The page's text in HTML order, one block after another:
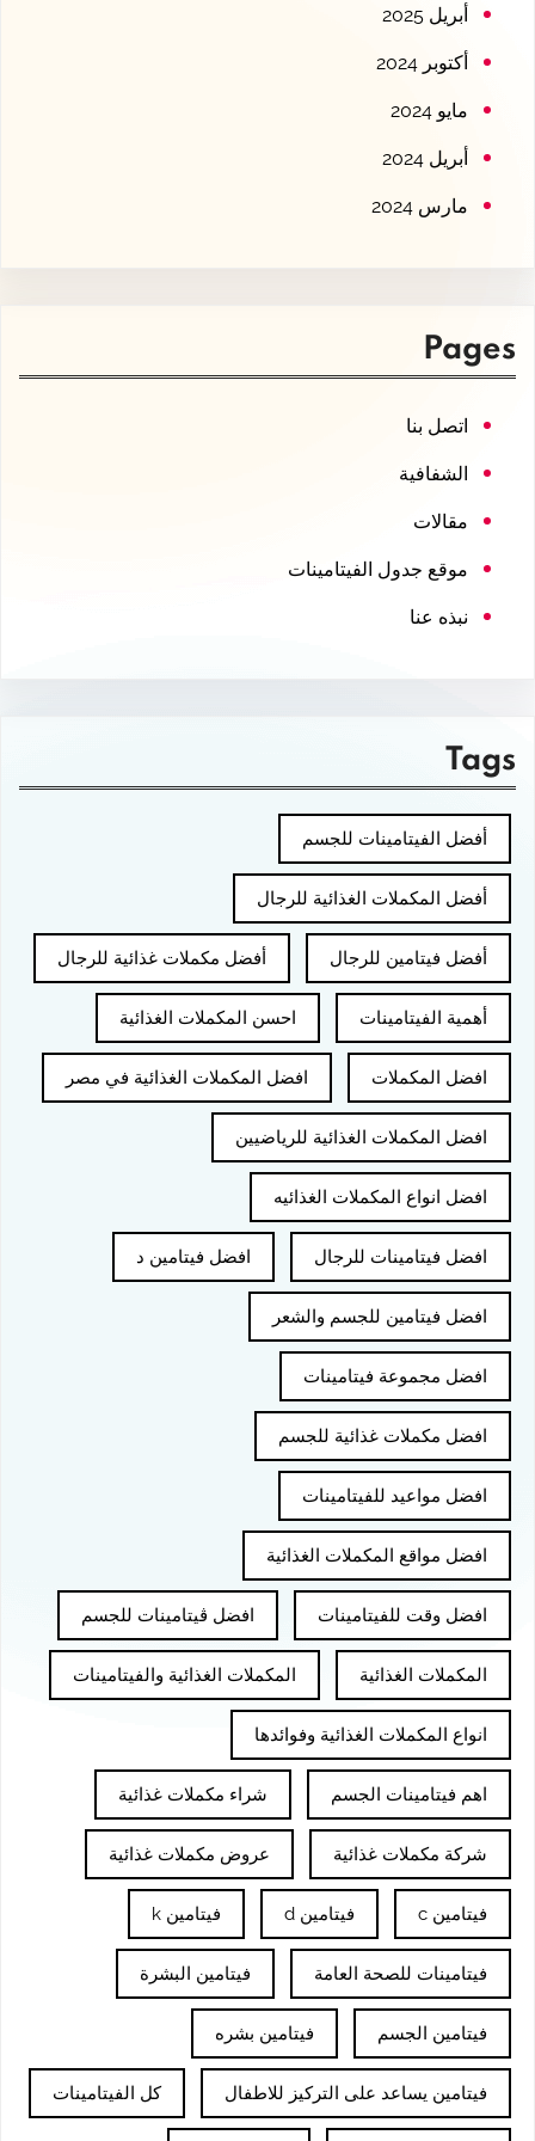
أبريل 2025
أكتوبر 2024
مايو 2024
أبريل 2024
مارس 2024
Pages
اتصل بنا
الشفافية
مقالات
موقع جدول الفيتامينات
نبذه عنا
Tags
أفضل الفيتامينات للجسم
أفضل المكملات الغذائية للرجال
أفضل فيتامين للرجال أفضل مكملات غذائية للرجال
أهمية الفيتامينات احسن المكملات الغذائية
افضل المكملات افضل المكملات الغذائية في مصر
افضل المكملات الغذائية للرياضيين
افضل انواع المكملات الغذائيه
افضل فيتامينات للرجال افضل فيتامين د
افضل فيتامين للجسم والشعر
افضل مجموعة فيتامينات
افضل مكملات غذائية للجسم
افضل مواعيد للفيتامينات
افضل مواقع المكملات الغذائية
افضل وقت للفيتامينات افضل ڤيتامينات للجسم
المكملات الغذائية المكملات الغذائية والفيتامينات
انواع المكملات الغذائية وفوائدها
اهم فيتامينات الجسم شراء مكملات غذائية
شركة مكملات غذائية عروض مكملات غذائية
فيتامين c فيتامين d فيتامين k
فيتامينات للصحة العامة فيتامين البشرة
فيتامين الجسم فيتامين بشره
فيتامين يساعد على التركيز للاطفال كل الفيتامينات